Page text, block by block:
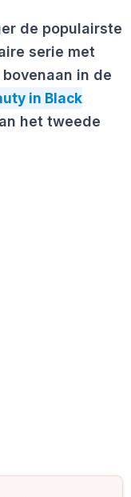
de populairste
serie met
in de
in Black
het tweede